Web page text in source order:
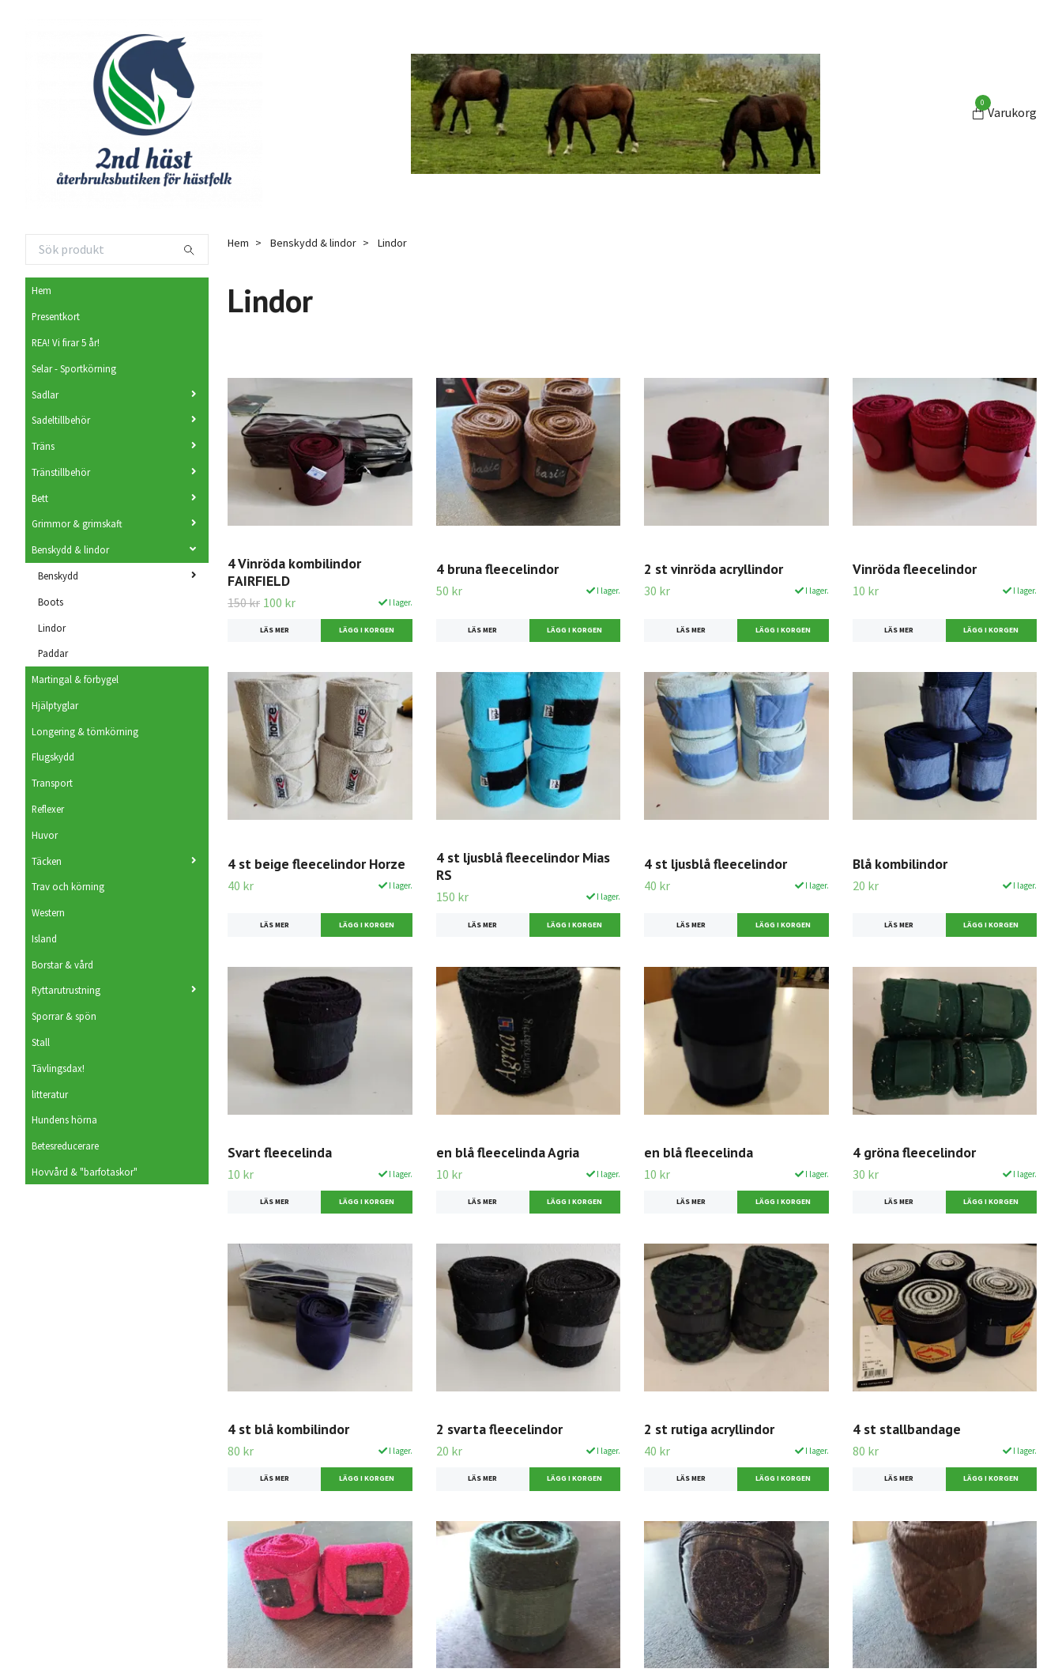
0
Varukorg
Hem
Presentkort
REA! Vi firar 5 år!
Selar - Sportkörning
Sadlar
Sadeltillbehör
Träns
Tränstillbehör
Bett
Grimmor & grimskaft
Benskydd & lindor
Benskydd
Boots
Lindor
Paddar
Martingal & förbygel
Hjälptyglar
Longering & tömkörning
Flugskydd
Transport
Reflexer
Huvor
Täcken
Trav och körning
Western
Island
Borstar & vård
Ryttarutrustning
Sporrar & spön
Stall
Tävlingsdax!
litteratur
Hundens hörna
Betesreducerare
Hovvård & "barfotaskor"
Hem Benskydd & lindor Lindor
Lindor
4 Vinröda kombilindor
FAIRFIELD
150 kr 100 kr I lager.
LÄS MER
4 bruna fleecelindor
50 kr I lager.
LÄS MER
2 st vinröda acryllindor
30 kr I lager.
LÄS MER
Vinröda fleecelindor
10 kr I lager.
LÄS MER
4 st beige fleecelindor Horze
40 kr I lager.
LÄS MER
4 st ljusblå fleecelindor Mias
RS
150 kr I lager.
LÄS MER
4 st ljusblå fleecelindor
40 kr I lager.
LÄS MER
Blå kombilindor
20 kr I lager.
LÄS MER
Svart fleecelinda
10 kr I lager.
LÄS MER
en blå fleecelinda Agria
10 kr I lager.
LÄS MER
en blå fleecelinda
10 kr I lager.
LÄS MER
4 gröna fleecelindor
30 kr I lager.
LÄS MER
4 st blå kombilindor
80 kr I lager.
LÄS MER
2 svarta fleecelindor
20 kr I lager.
LÄS MER
2 st rutiga acryllindor
40 kr I lager.
LÄS MER
4 st stallbandage
80 kr I lager.
LÄS MER